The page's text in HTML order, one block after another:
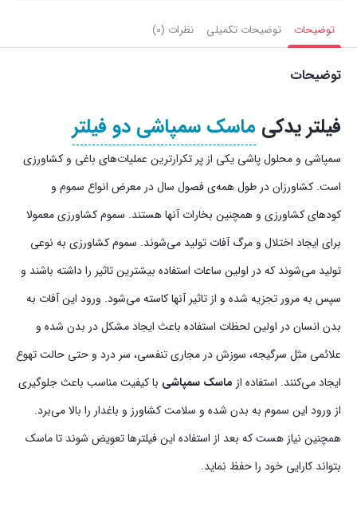
توضیحات توضیحات تکمیلی نظرات (0)
توضیحات
فیلتر یدکی ماسک سمپاشی دو فیلتر
سمپاشی و محلول پاشی یکی از پر تکرارترین عملیات‌های باغی و کشاورزی
است. کشاورزان در طول همه‌ی فصول سال در معرض انواع سموم و
کودهای کشاورزی و همچنین بخارات آنها هستند. سموم کشاورزی معمولا
برای ایجاد اختلال و مرگ آفات تولید می‌شوند. سموم کشاورزی به نوعی
تولید می‌شوند که در اولین ساعات استفاده بیشترین تاثیر را داشته باشند و
سپس به مرور تجزیه شده و از تاثیر آنها کاسته می‌شود. ورود این آفات به
بدن انسان در اولین لحظات استفاده باعث ایجاد مشکل در بدن شده و
علائمی مثل سرگیجه، سوزش در مجاری تنفسی، سر درد و حتی حالت تهوع
ایجاد می‌کنند. استفاده از ماسک‌ سمپاشی با کیفیت مناسب باعث جلوگیری
از ورود این سموم به بدن شده و سلامت کشاورز و باغدار را بالا می‌برد.
همچنین نیاز هست که بعد از استفاده این فیلترها تعویض شوند تا ماسک
بتواند کارایی خود را حفظ نماید.